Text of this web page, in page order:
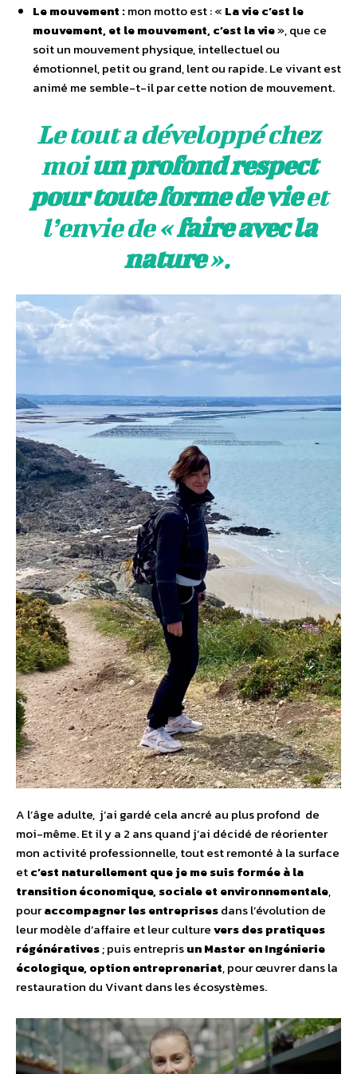
Le mouvement :mon motto est : « La vie c’est le
mouvement, et le mouvement, c’est la vie», que ce
soit un mouvement physique, intellectuel ou
émotionnel, petit ou grand, lent ou rapide. Le vivant est
animé me semble-t-il par cette notion de mouvement.
Le tout a développé chez
moiun profond respect
pour toute forme de vieet
l’envie de «faire avec la
nature».
A l’âge adulte, j’ai gardé cela ancré au plus profond de
moi-même. Et il y a 2 ans quand j’ai décidé de réorienter
mon activité professionnelle, tout est remonté à la surface
etc’est naturellement que je me suis formée à la
transition économique, sociale et environnementale,
pouraccompagner les entreprisesdans l’évolution de
leur modèle d’affaire et leur culturevers des pratiques
régénératives; puis entreprisun Master en Ingénierie
écologique, option entreprenariat, pour œuvrer dans la
restauration du Vivant dans les écosystèmes.